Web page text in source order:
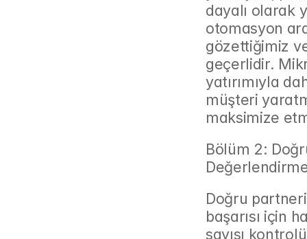
dayalı olarak
otomasyon
gözettiğimiz
geçerlidir.
yatırımıyla
müşteri
maksimize
Bölüm 2:
Doğru
başarısı için
sayısı